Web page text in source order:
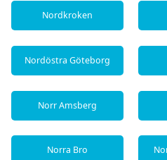
Nordkroken
Nordöstra Göteborg
Norr Amsberg
Norra Bro